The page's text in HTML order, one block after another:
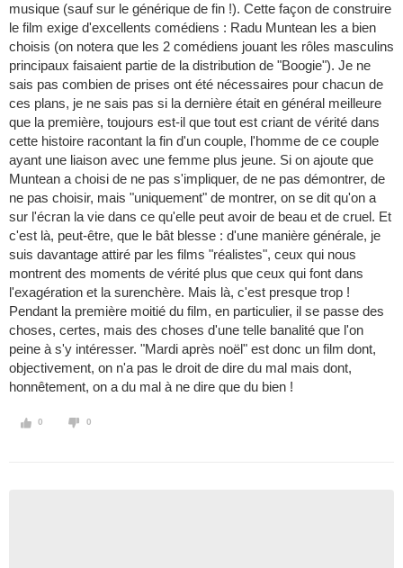
musique (sauf sur le générique de fin !). Cette façon de construire
le film exige d'excellents comédiens : Radu Muntean les a bien
choisis (on notera que les 2 comédiens jouant les rôles masculins
principaux faisaient partie de la distribution de "Boogie"). Je ne
sais pas combien de prises ont été nécessaires pour chacun de
ces plans, je ne sais pas si la dernière était en général meilleure
que la première, toujours est-il que tout est criant de vérité dans
cette histoire racontant la fin d'un couple, l'homme de ce couple
ayant une liaison avec une femme plus jeune. Si on ajoute que
Muntean a choisi de ne pas s'impliquer, de ne pas démontrer, de
ne pas choisir, mais "uniquement" de montrer, on se dit qu'on a
sur l'écran la vie dans ce qu'elle peut avoir de beau et de cruel. Et
c'est là, peut-être, que le bât blesse : d'une manière générale, je
suis davantage attiré par les films "réalistes", ceux qui nous
montrent des moments de vérité plus que ceux qui font dans
l'exagération et la surenchère. Mais là, c'est presque trop !
Pendant la première moitié du film, en particulier, il se passe des
choses, certes, mais des choses d'une telle banalité que l'on
peine à s'y intéresser. "Mardi après noël" est donc un film dont,
objectivement, on n'a pas le droit de dire du mal mais dont,
honnêtement, on a du mal à ne dire que du bien !
0 0